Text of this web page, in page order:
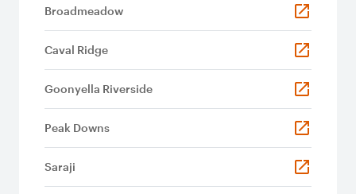
Broadmeadow
Caval Ridge
Goonyella Riverside
Peak Downs
Saraji